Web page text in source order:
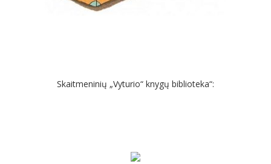
Skaitmeninių „Vyturio“ knygų biblioteka“: